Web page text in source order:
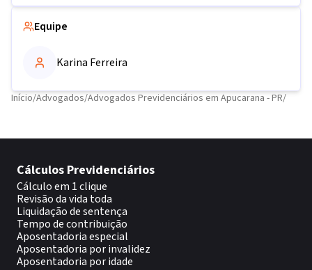
Equipe
Karina Ferreira
Início/Advogados/Advogados Previdenciários em Apucarana - PR/
Cálculos Previdenciários
Cálculo em 1 clique
Revisão da vida toda
Liquidação de sentença
Tempo de contribuição
Aposentadoria especial
Aposentadoria por invalidez
Aposentadoria por idade